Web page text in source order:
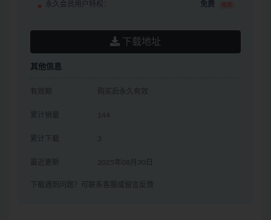
永久会员用户特权： 免费 推荐
下载地址
其他信息
有效期 购买后永久有效
累计销量 144
累计下载 3
最近更新 2025年08月30日
下载遇到问题？可联系客服或留言反馈